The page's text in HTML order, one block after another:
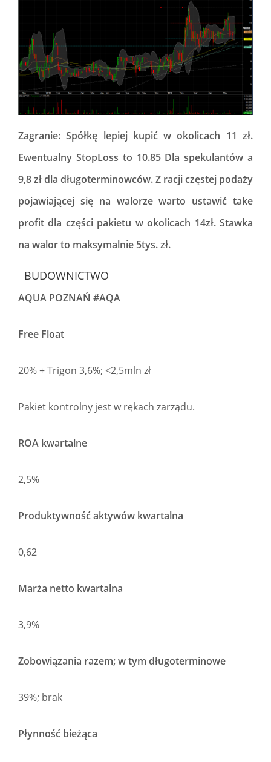
Zagranie: Spółkę lepiej kupić w okolicach 11 zł.
Ewentualny StopLoss to 10.85 Dla spekulantów a
9,8 zł dla długoterminowców. Z racji częstej podaży
pojawiającej się na walorze warto ustawić take
profit dla części pakietu w okolicach 14zł. Stawka
na walor to maksymalnie 5tys. zł.
BUDOWNICTWO
AQUA POZNAŃ #AQA
Free Float
20% + Trigon 3,6%; <2,5mln zł
Pakiet kontrolny jest w rękach zarządu.
ROA kwartalne
2,5%
Produktywność aktywów kwartalna
0,62
Marża netto kwartalna
3,9%
Zobowiązania razem; w tym długoterminowe
39%; brak
Płynność bieżąca